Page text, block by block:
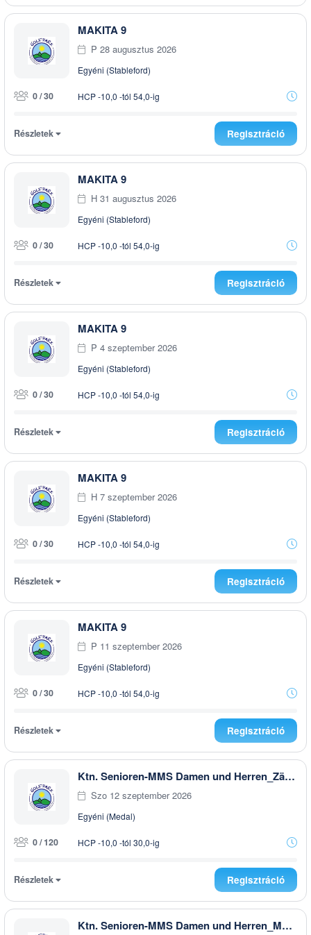
MAKITA 9
P 28 augusztus 2026
Egyéni (Stableford)
0 / 30 HCP -10,0 -tól 54,0-ig
Részletek Regisztráció
MAKITA 9
H 31 augusztus 2026
Egyéni (Stableford)
0 / 30 HCP -10,0 -tól 54,0-ig
Részletek Regisztráció
MAKITA 9
P 4 szeptember 2026
Egyéni (Stableford)
0 / 30 HCP -10,0 -tól 54,0-ig
Részletek Regisztráció
MAKITA 9
H 7 szeptember 2026
Egyéni (Stableford)
0 / 30 HCP -10,0 -tól 54,0-ig
Részletek Regisztráció
MAKITA 9
P 11 szeptember 2026
Egyéni (Stableford)
0 / 30 HCP -10,0 -tól 54,0-ig
Részletek Regisztráció
Ktn. Senioren-MMS Damen und Herren_Zählwett 1. Tag
Szo 12 szeptember 2026
Egyéni (Medal)
0 / 120 HCP -10,0 -tól 30,0-ig
Részletek Regisztráció
Ktn. Senioren-MMS Damen und Herren_Matchplay 2. Tag